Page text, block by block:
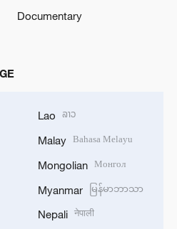
Documentary
Lao ລາວ
Malay Bahasa Melayu
Mongolian Монгол
Myanmar မြန်မာဘာသာ
Nepali नेपाली